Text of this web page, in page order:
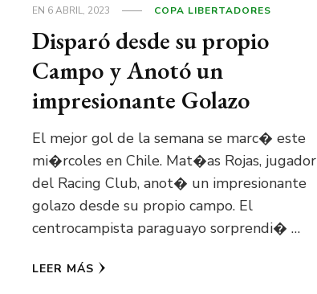
EN 6 ABRIL, 2023 COPA LIBERTADORES
Disparó desde su propio
Campo y Anotó un
impresionante Golazo
El mejor gol de la semana se marc� este
mi�rcoles en Chile. Mat�as Rojas, jugador
del Racing Club, anot� un impresionante
golazo desde su propio campo. El
centrocampista paraguayo sorprendi� …
LEER MÁS